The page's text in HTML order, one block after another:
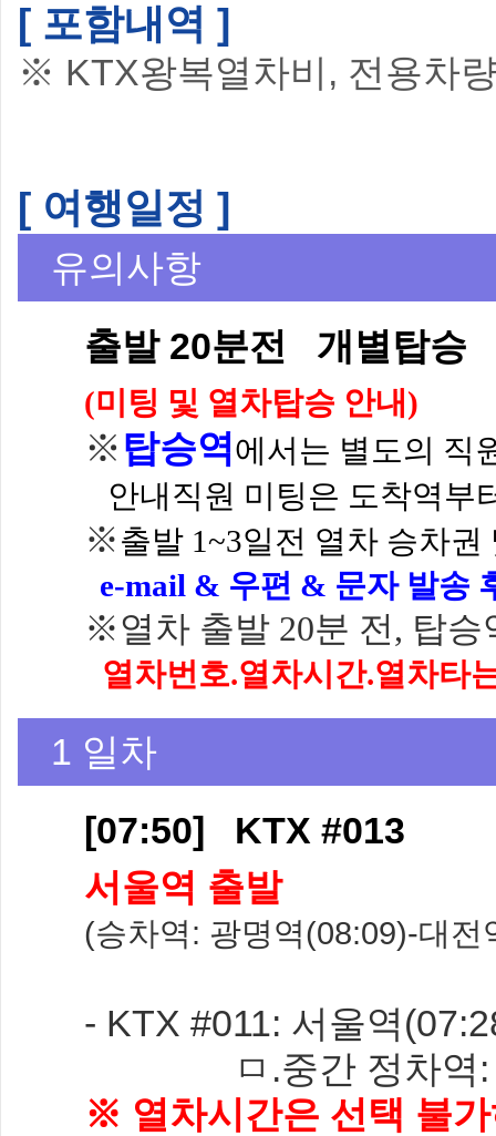
[ 포함내역 ]
※ KTX왕복열차비, 전용차
[ 여행일정 ]
유의사항
출발 20분전 개별탑승
(미팅 및 열차탑
※ 탑승역에서는 별도의 직
안내직원 미팅은 도착역부
※출발 1~3일전 열차 승차
e-mail & 우편 & 문자 발송
※열차 출발 20분 전, 탑
열차번호.열차시간.열차타
1 일차
[07:50] KTX #013
서울역 출발
(승차역: 광명역(08:09)-대전
- KTX #011: 서울역
ㅁ.중간 정차역: 오
※ 열차시간은 선택 불